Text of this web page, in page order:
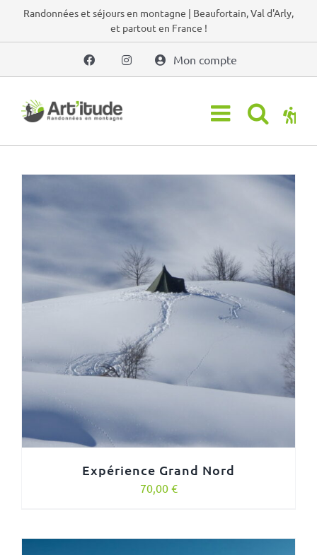
PasserRandonnées et séjours en montagne | Beaufortain, Val d'Arly,
et partout en France !
Mon compte
Expérience Grand Nord
70,00 €